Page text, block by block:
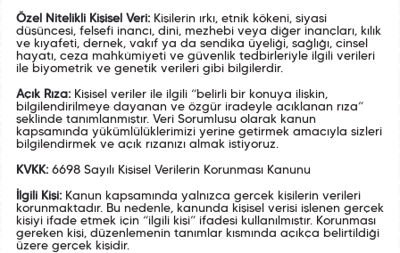
Özel Nitelikli Kişisel Veri:Kişilerin ırkı, etnik kökeni, siyasi
düşüncesi, felsefi inancı, dini, mezhebi veya diğer inançları, kılık
ve kıyafeti, dernek, vakıf ya da sendika üyeliği, sağlığı, cinsel
hayatı, ceza mahkûmiyeti ve güvenlik tedbirleriyle ilgili verileri
ile biyometrik ve genetik verileri gibi bilgilerdir.
Açık Rıza:Kişisel veriler ile ilgili “belirli bir konuya ilişkin,
bilgilendirilmeye dayanan ve özgür iradeyle açıklanan rıza”
şeklinde tanımlanmıştır. Veri Sorumlusu olarak kanun
kapsamında yükümlülüklerimizi yerine getirmek amacıyla sizleri
bilgilendirmek ve açık rızanızı almak istiyoruz.
KVKK:6698 Sayılı Kişisel Verilerin Korunması Kanunu
İlgili Kişi:Kanun kapsamında yalnızca gerçek kişilerin verileri
korunmaktadır. Bu nedenle, kanunda kişisel verisi işlenen gerçek
kişiyi ifade etmek için “ilgili kişi” ifadesi kullanılmıştır. Korunması
gereken kişi, düzenlemenin tanımlar kısmında açıkça belirtildiği
üzere gerçek kişidir.